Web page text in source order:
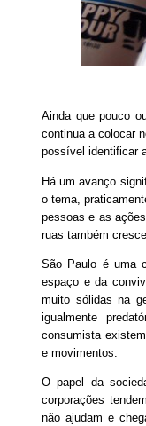
Ainda que pouco
continua a colocar
possível identificar
Há um avanço
o tema,
pessoas e as
ruas também
São Paulo é uma
espaço e da
muito sólidas na
igualmente
consumista
e movimentos.
O papel da
corporações
não ajudam e